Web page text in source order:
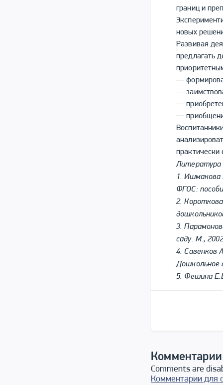
границ и
новых
Развивая
предлагать
—
—
—
—
практически
Литература
1. Ишмакова
ФГОС:
2.
3.
саду. М.,
4. Савенков
Дошкольное
5. Фешина
Comments are
Комментарии для